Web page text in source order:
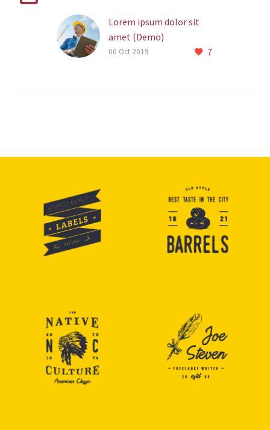
Lorem ipsum dolor sit
amet (Demo)
Lorem Ipsum. Proin
Duis sed odio sit
7
06 Oct 2019